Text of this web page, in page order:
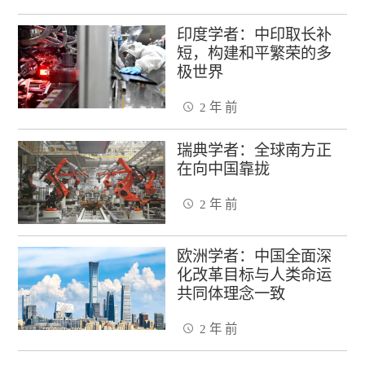
印度学者：中印取长补
短，构建和平繁荣的多
极世界
2 年 前
瑞典学者：全球南方正
在向中国靠拢
2 年 前
欧洲学者：中国全面深
化改革目标与人类命运
共同体理念一致
2 年 前